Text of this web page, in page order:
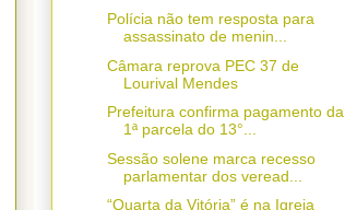
Polícia não tem resposta para
assassinato de menin...
Câmara reprova PEC 37 de
Lourival Mendes
Prefeitura confirma pagamento da
1ª parcela do 13°...
Sessão solene marca recesso
parlamentar dos veread...
“Quarta da Vitória” é na Igreja